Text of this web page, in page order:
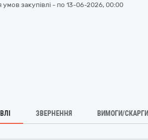
умов закупівлі - по 13-06-2026, 00:00
ЗВЕРНЕННЯ ВИМОГИ/СКАРГИ